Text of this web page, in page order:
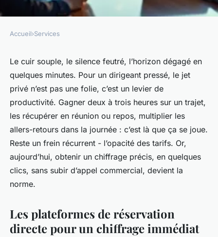
Où faire un devis pour un jet
privé sans se ruiner
Nicet•11/04/2026 10:56 •9 min de lecture
Accueil›Services
Le cuir souple, le silence feutré, l’horizon dégagé en
quelques minutes. Pour un dirigeant pressé, le jet
privé n’est pas une folie, c’est un levier de
productivité. Gagner deux à trois heures sur un trajet,
les récupérer en réunion ou repos, multiplier les
allers-retours dans la journée : c’est là que ça se joue.
Reste un frein récurrent - l’opacité des tarifs. Or,
aujourd’hui, obtenir un chiffrage précis, en quelques
clics, sans subir d’appel commercial, devient la
norme.
Les plateformes de réservation
directe pour un chiffrage immédiat